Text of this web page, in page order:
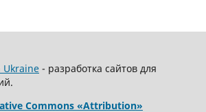
Ukraine- разработка сайтов для
Commons «Attribution»